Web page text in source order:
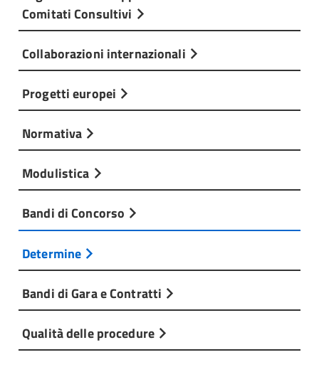
Comitati Consultivi
Collaborazioni internazionali
Progetti europei
Normativa
Modulistica
Bandi di Concorso
Determine
Bandi di Gara e Contratti
Qualità delle procedure